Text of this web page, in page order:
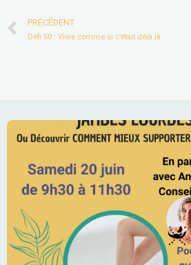
Prev
PRÉCÉDENT
Défi 50 : Vivre comme si c’était déjà là